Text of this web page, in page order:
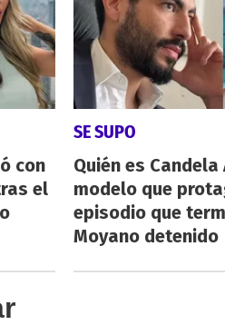
con
el
SE SUPO
Quién es
modelo que
episodio que
Moyano detenido